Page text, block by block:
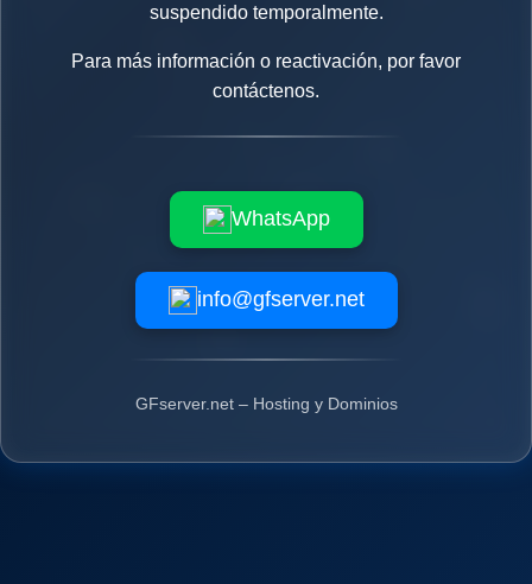
suspendido temporalmente.
Para más información o reactivación, por favor
contáctenos.
WhatsApp
info@gfserver.net
GFserver.net – Hosting y Dominios